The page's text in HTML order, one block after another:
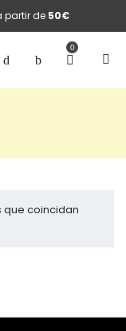
partir de 50€
0
que coincidan